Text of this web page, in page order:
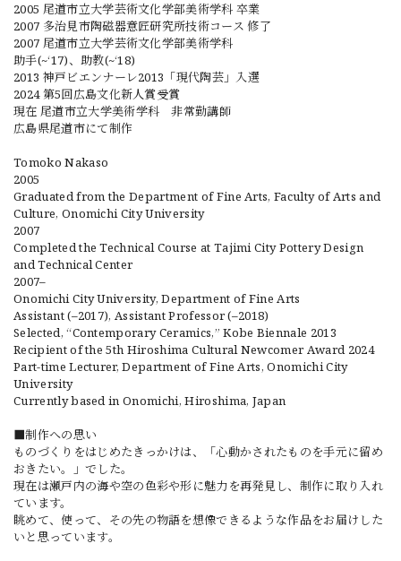
2005 尾道市立大学芸術文化学部美術学科 卒業
2007 多治見市陶磁器意匠研究所技術コース 修了
2007 尾道市立大学芸術文化学部美術学科
助手(~‘17)、助教(~‘18)
2013 神戸ビエンナーレ2013「現代陶芸」入選
2024 第5回広島文化新人賞受賞
現在 尾道市立大学美術学科 非常勤講師
広島県尾道市にて制作
Tomoko Nakaso
2005
Graduated from the Department of Fine Arts, Faculty of Arts and
Culture, Onomichi City University
2007
Completed the Technical Course at Tajimi City Pottery Design
and Technical Center
2007–
Onomichi City University, Department of Fine Arts
Assistant (–2017), Assistant Professor (–2018)
Selected, “Contemporary Ceramics,” Kobe Biennale 2013
Recipient of the 5th Hiroshima Cultural Newcomer Award 2024
Part-time Lecturer, Department of Fine Arts, Onomichi City
University
Currently based in Onomichi, Hiroshima, Japan
■制作への思い
ものづくりをはじめたきっかけは、「心動かされたものを手元に留め
おきたい。」でした。
現在は瀬戸内の海や空の色彩や形に魅力を再発見し、制作に取り入れ
ています。
眺めて、使って、その先の物語を想像できるような作品をお届けした
いと思っています。